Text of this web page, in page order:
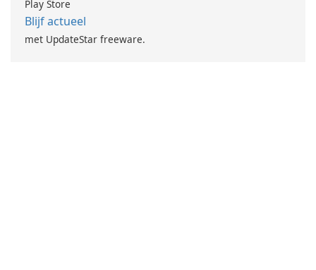
Play Store
Blijf actueel
met UpdateStar freeware.